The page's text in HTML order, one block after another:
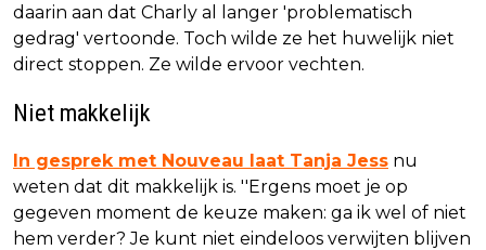
daarin aan dat Charly al langer 'problematisch
gedrag' vertoonde. Toch wilde ze het huwelijk niet
direct stoppen. Ze wilde ervoor vechten.
Niet makkelijk
In gesprek met Nouveau laat Tanja Jess nu
weten dat dit makkelijk is. ''Ergens moet je op
gegeven moment de keuze maken: ga ik wel of niet
hem verder? Je kunt niet eindeloos verwijten blijven